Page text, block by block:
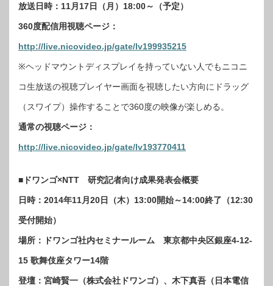
放送日時：11月17日（月）18:00～（予定）
360度配信用視聴ページ：
http://live.nicovideo.jp/gate/lv199935215
※ヘッドマウントディスプレイを持っていない人でもニコニ
コ生放送の視聴プレイヤー画面を視聴したい方向にドラッグ
（スワイプ）操作することで360度の映像が楽しめる。
通常の視聴ページ：
http://live.nicovideo.jp/gate/lv193770411
■ドワンゴ×NTT 研究記者向け成果発表会概要
日時：2014年11月20日（木）13:00開始～14:00終了（12:30
受付開始）
場所：ドワンゴ社内セミナールーム 東京都中央区銀座4-12-
15 歌舞伎座タワー14階
登壇：宮崎賢一（株式会社ドワンゴ）、木下真吾（日本電信